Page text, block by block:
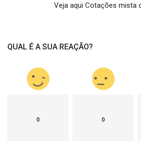
Veja aqui Cotações mista
QUAL É A SUA REAÇÃO?
0 0